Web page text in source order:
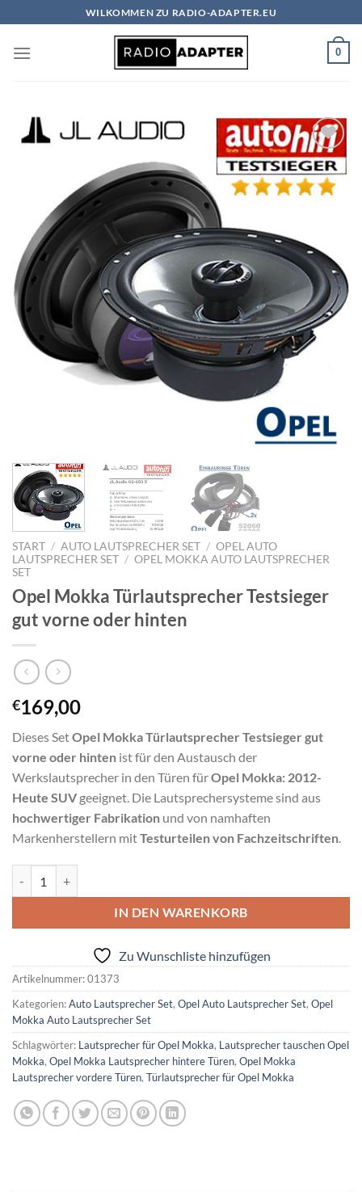
Inhalt
springen
WILKOMMEN ZU RADIO-ADAPTER.EU
0
Zu
Wunschliste
hinzufügen
START / AUTO LAUTSPRECHER SET / OPEL AUTO
LAUTSPRECHER SET / OPEL MOKKA AUTO LAUTSPRECHER
SET
Opel Mokka Türlautsprecher Testsieger
gut vorne oder hinten
€169,00
Dieses SetOpel Mokka Türlautsprecher Testsieger gut
vorne oder hinten ist für den Austausch der
Werkslautsprecher in den Türen fürOpel Mokka: 2012-
Heute SUV geeignet. Die Lautsprechersysteme sind aus
hochwertiger Fabrikation und von namhaften
Markenherstellern mitTesturteilen von Fachzeitschriften.
IN DEN WARENKORB
Zu Wunschliste hinzufügen
Artikelnummer:01373
Kategorien:Auto Lautsprecher Set, Opel Auto Lautsprecher Set, Opel
Mokka Auto Lautsprecher Set
Schlagwörter: Lautsprecher für Opel Mokka, Lautsprecher tauschen Opel
Mokka, Opel Mokka Lautsprecher hintere Türen, Opel Mokka
Lautsprecher vordere Türen, Türlautsprecher für Opel Mokka